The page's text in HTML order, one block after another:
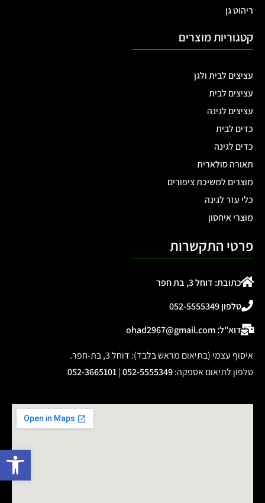
ריהוט גן
קטגוריות מוצרים
עציצים לבית ולגן
עציצים לבית
עציצים לגינה
כדים לבית
כדים לגינה
תאורה סולארית
מוצרים למשיכת ציפורים
כלי עזר לגינה
מוצרי איחסון
פרטי התקשרות
כתובת: דוחל 3, בת חפר
טלפון 052-5555349
דוא"ל: ohad2967@gmail.com
איסוף עצמי (בתיאום מראש בלבד): דוחל 3, בת-חפר.
טלפון לתיאום אספקה:
052-5555349
|
052-3665101